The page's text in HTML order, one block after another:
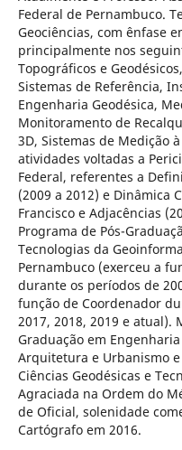
Federal de Pernambuco.
Geociências, com ênfase
principalmente nos
Topográficos e
Sistemas de Referência,
Engenharia Geodésica,
Monitoramento de
3D, Sistemas de Medição
atividades voltadas a
Federal, referentes a
(2009 a 2012) e Dinâmica
Francisco e Adjacências
Programa de Pós-
Tecnologias da
Pernambuco (exerceu a
durante os períodos de
função de Coordenador
2017, 2018, 2019 e atual).
Graduação em
Arquitetura e Urbanismo e
Ciências Geodésicas e
Agraciada na Ordem do
de Oficial, solenidade
Cartógrafo em 2016.